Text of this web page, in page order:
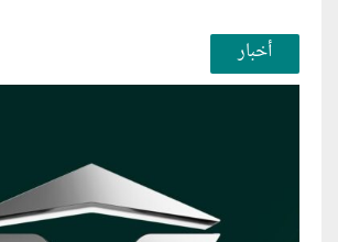
أخبار